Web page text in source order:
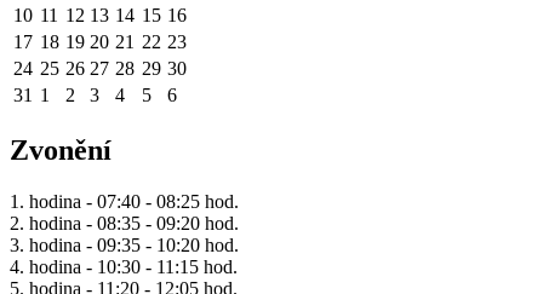
10 11 12 13 14 15 16
17 18 19 20 21 22 23
24 25 26 27 28 29 30
31 1 2 3 4 5 6
Zvonění
1. hodina - 07:40 - 08:25 hod.
2. hodina - 08:35 - 09:20 hod.
3. hodina - 09:35 - 10:20 hod.
4. hodina - 10:30 - 11:15 hod.
5. hodina - 11:20 - 12:05 hod.